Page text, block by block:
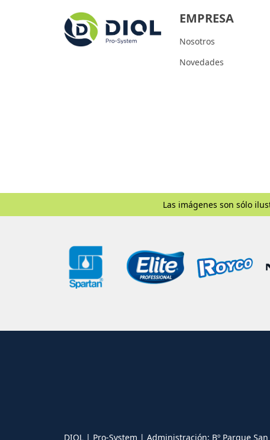
EMPRESA
Nosotros
Novedades
Las imágenes son sólo
DIOL | Pro-System | Administración: Bº Parque San